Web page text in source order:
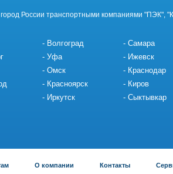
России транспортными компаниями "ПЭК",
Волгоград
Уфа
Омск
Красноярск
Иркутск
Самара
Ижевск
Краснодар
Киров
Сыктывкар
О компании Контакты